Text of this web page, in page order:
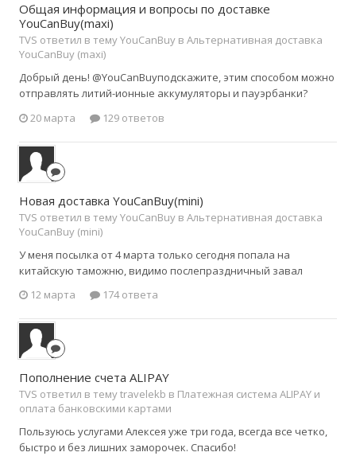
Общая информация и вопросы по доставке
YouCanBuy(maxi)
TVS ответил в тему YouCanBuy в Альтернативная доставка
YouCanBuy (maxi)
Добрый день! @YouCanBuyподскажите, этим способом можно
отправлять литий-ионные аккумуляторы и пауэрбанки?
20 марта
129 ответов
Новая доставка YouCanBuy(mini)
TVS ответил в тему YouCanBuy в Альтернативная доставка
YouCanBuy (mini)
У меня посылка от 4 марта только сегодня попала на
китайскую таможню, видимо послепраздничный завал
12 марта
174 ответа
Пополнение счета ALIPAY
TVS ответил в тему travelekb в Платежная система ALIPAY и
оплата банковскими картами
Пользуюсь услугами Алексея уже три года, всегда все четко,
быстро и без лишних заморочек. Спасибо!